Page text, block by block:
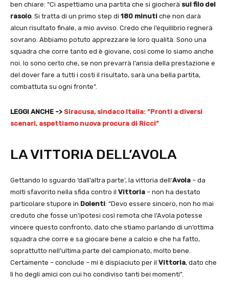
ben chiare: “Ci aspettiamo una partita che si giocherà sul filo del
rasoio. Si tratta di un primo step di 180 minuti che non darà
alcun risultato finale, a mio avviso. Credo che l’equilibrio regnerà
sovrano. Abbiamo potuto apprezzare le loro qualità. Sono una
squadra che corre tanto ed è giovane, così come lo siamo anche
noi. Io sono certo che, se non prevarrà l’ansia della prestazione e
del dover fare a tutti i costi il risultato, sarà una bella partita,
combattuta su ogni fronte”.
LEGGI ANCHE -> Siracusa, sindaco Italia: “Pronti a diversi
scenari, aspettiamo nuova procura di Ricci”
LA VITTORIA DELL’AVOLA
Gettando lo sguardo ‘dall’altra parte’, la vittoria dell’Avola – da
molti sfavorito nella sfida contro il Vittoria – non ha destato
particolare stupore in Dolenti: “Devo essere sincero, non ho mai
creduto che fosse un’ipotesi così remota che l’Avola potesse
vincere questo confronto, dato che stiamo parlando di un’ottima
squadra che corre e sa giocare bene a calcio e che ha fatto,
soprattutto nell’ultima parte del campionato, molto bene.
Certamente – conclude – mi è dispiaciuto per il Vittoria, dato che
lì ho degli amici con cui ho condiviso tanti bei momenti”.